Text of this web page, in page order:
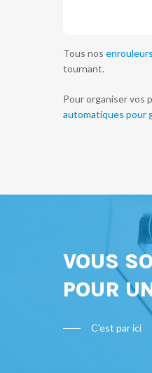
Tous nos
tournant.
Pour organiser vos
automatiques pour
VOUS
POUR
C'est par ici